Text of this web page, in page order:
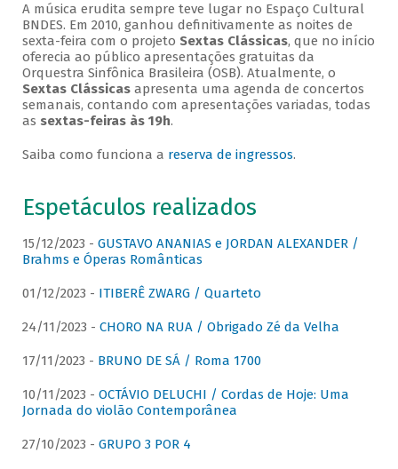
A música erudita sempre teve lugar no Espaço Cultural
BNDES. Em 2010, ganhou definitivamente as noites de
sexta-feira com o projeto Sextas Clássicas, que no início
oferecia ao público apresentações gratuitas da
Orquestra Sinfônica Brasileira (OSB). Atualmente, o
Sextas Clássicasapresenta uma agenda de concertos
semanais, contando com apresentações variadas, todas
as sextas-feiras às 19h.
Saiba como funciona a reserva de ingressos.
Espetáculos realizados
15/12/2023 - GUSTAVO ANANIAS e JORDAN ALEXANDER /
Brahms e Óperas Românticas
01/12/2023 - ITIBERÊ ZWARG / Quarteto
24/11/2023 - CHORO NA RUA / Obrigado Zé da Velha
17/11/2023 - BRUNO DE SÁ / Roma 1700
10/11/2023 - OCTÁVIO DELUCHI / Cordas de Hoje: Uma
Jornada do violão Contemporânea
27/10/2023 - GRUPO 3 POR 4